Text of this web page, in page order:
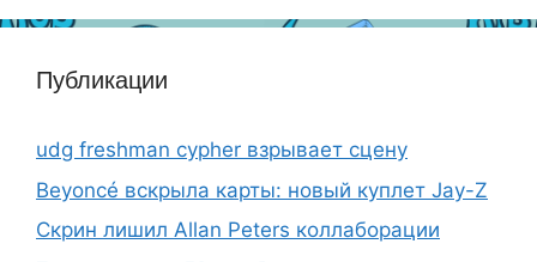
Публикации
udg freshman cypher взрывает сцену
Beyoncé вскрыла карты: новый куплет Jay-Z
Скрин лишил Allan Peters коллаборации